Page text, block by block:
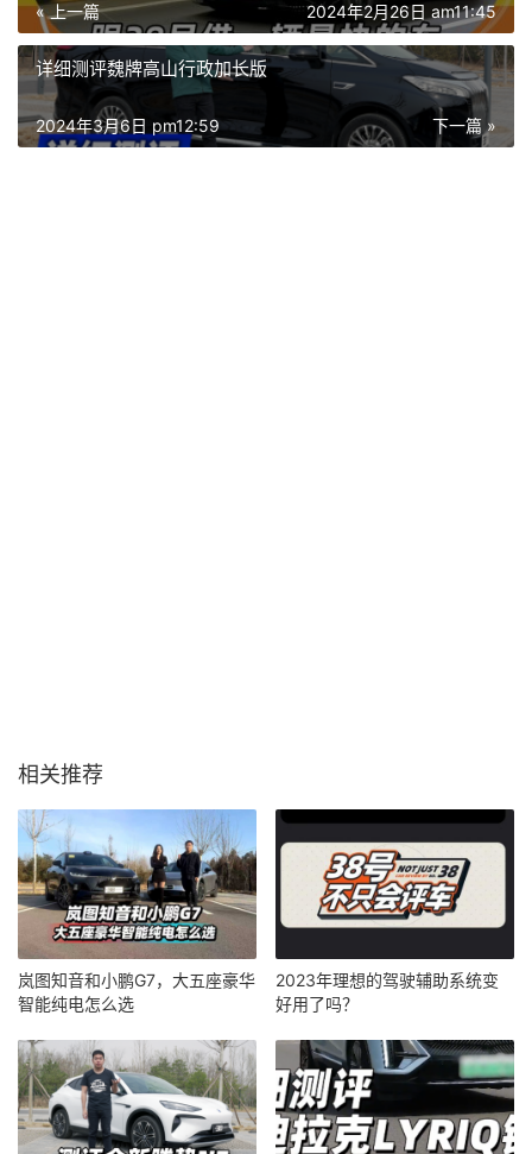
« 上一篇 2024年2月26日 am11:45
详细测评魏牌高山行政加长版
下一篇 »
2024年3月6日 pm12:59
相关推荐
岚图知音和小鹏G7，大五座豪华
智能纯电怎么选
2023年理想的驾驶辅助系统变
好用了吗？